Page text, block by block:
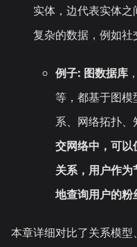
实体，边代表实体
复杂的数据，例如社
例子: 图数据库
等，都基于图模
系、网络拓扑、
交网络中，可
关系，用户作
地查询用户的粉
本章详细对比了关系模